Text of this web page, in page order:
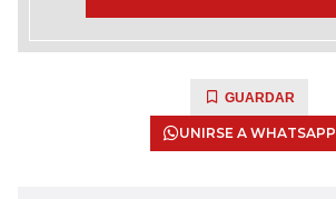
GUARDAR
UNIRSE A WHATSAPP